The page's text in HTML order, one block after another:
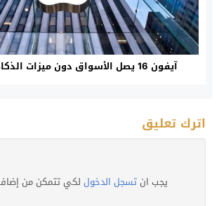
آيفون 16 يصل الأسواق دون ميزات الذكاء الاصطناعي
اترك تعليق
يجب ان تسجل الدخول لكي تتمكن من